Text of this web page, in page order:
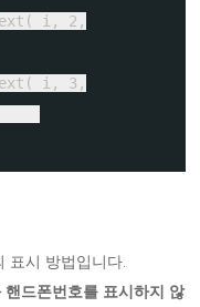
i, 2,
i, 3,
);
표시 방법입니다.
드폰번호를 표시하지 않